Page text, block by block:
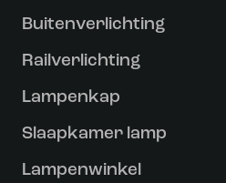
Buitenverlichting
Railverlichting
Lampenkap
Slaapkamer lamp
Lampenwinkel